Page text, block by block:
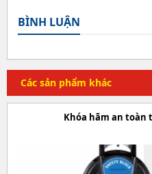
BÌNH LUẬN
Các sản phẩm khác
Khóa hãm an